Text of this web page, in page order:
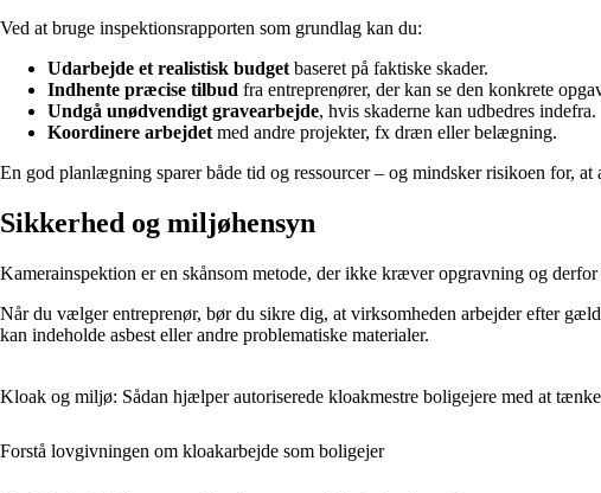
Ved at bruge inspektionsrapporten som grundlag kan du:
Udarbejde et realistisk budget baseret på faktiske skader.
Indhente præcise tilbud fra entreprenører, der kan se den konkrete
Undgå unødvendigt gravearbejde, hvis skaderne kan udbedres indefra.
Koordinere arbejdet med andre projekter, fx dræn eller belægning.
En god planlægning sparer både tid og ressourcer – og mindsker risikoen for, at
Sikkerhed og miljøhensyn
Kamerainspektion er en skånsom metode, der ikke kræver opgravning og
Når du vælger entreprenør, bør du sikre dig, at virksomheden arbejder efter
kan indeholde asbest eller andre problematiske materialer.
Kloak og miljø: Sådan hjælper autoriserede kloakmestre boligejere med at
Forstå lovgivningen om kloakarbejde som boligejer